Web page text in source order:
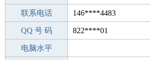
期望月薪
联系电话 146****4483
手机号码 146****4483
QQ 号 码 822****01
微信号码
电脑水平